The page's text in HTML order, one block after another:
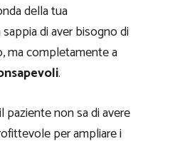
della tua
di aver bisogno di
ma completamente a
.
non sa di avere
per ampliare i